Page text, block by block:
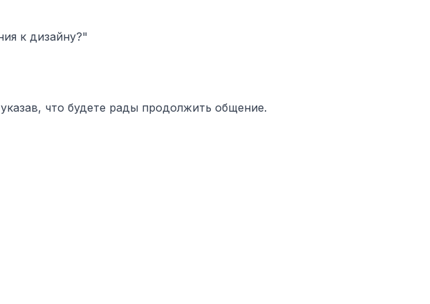
к дизайну?"
что будете рады продолжить общение.